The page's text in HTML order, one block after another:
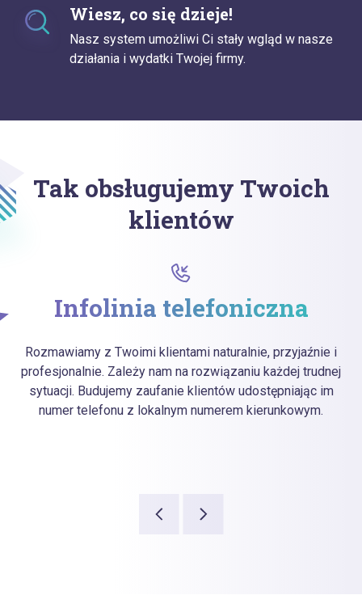
Wiesz, co się dzieje!
Nasz system umożliwi Ci stały wgląd w nasze
działania i wydatki Twojej firmy.
Tak obsługujemy Twoich
klientów
Infolinia telefoniczna
Rozmawiamy z Twoimi klientami naturalnie, przyjaźnie i
profesjonalnie. Zależy nam na rozwiązaniu każdej trudnej
sytuacji. Budujemy zaufanie klientów udostępniając im
numer telefonu z lokalnym numerem kierunkowym.